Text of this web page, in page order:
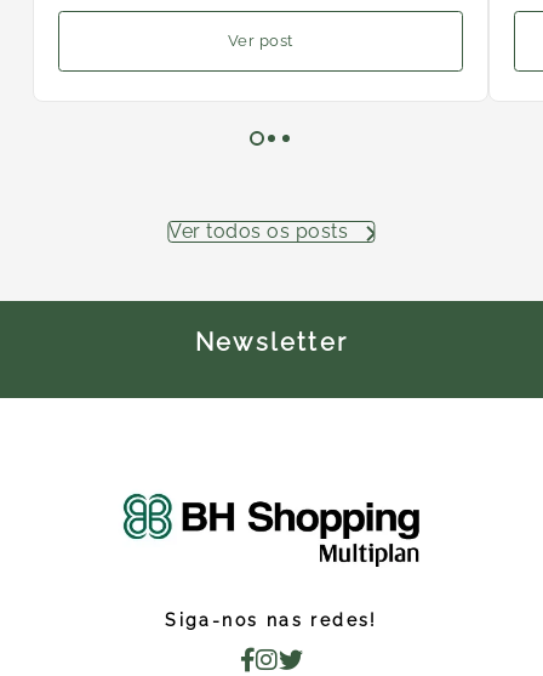
Ver todos os posts
Ver post
Newsletter
Siga-nos nas redes!